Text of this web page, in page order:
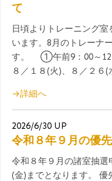
て
日頃よりトレーニング
います。8月のトレーナ
す。 ①午前9：00～12
８／１８(火)、８／２
→詳細へ
2026/6/30 UP
令和８年９月の優
令和８年９月の諸室抽選
(金)までとなります。 優